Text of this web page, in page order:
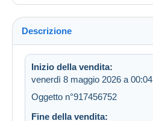
Descrizione
Inizio della vendita:
venerdì 8 maggio 2026 a 00:04
Oggetto n°917456752
Fine della vendita: